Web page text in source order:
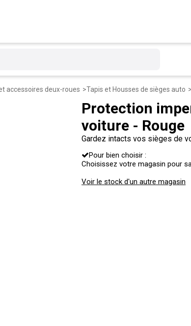
accessoires deux-roues Tapis et Housses de sièges auto
Protection
voiture - Rouge
Gardez intacts vos sièges de
Pour bien choisir :
Choisissez votre magasin pour
Voir le stock d'un autre magasin